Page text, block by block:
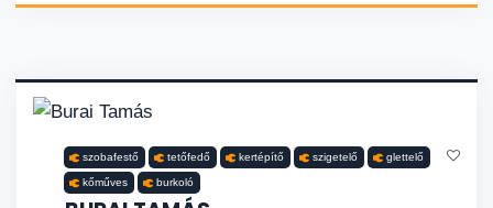
szobafestő tetőfedő kertépítő szigetelő glettelő
kőműves burkoló